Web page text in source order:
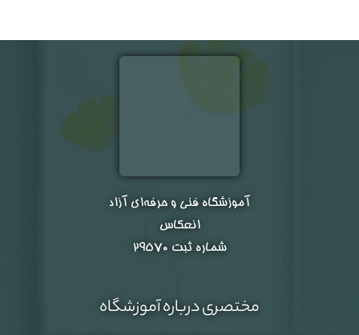
آموزشگاه فنی و حرفه‌ای آزاد
انعکاس
شماره ثبت ۲۹۵۷۰
مختصری درباره آموزشگاه